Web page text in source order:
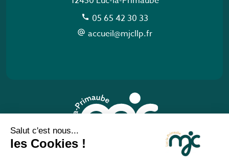
call 05 65 42 30 33
alternate_email accueil@mjcllp.fr
Salut c'est nous...
les Cookies !